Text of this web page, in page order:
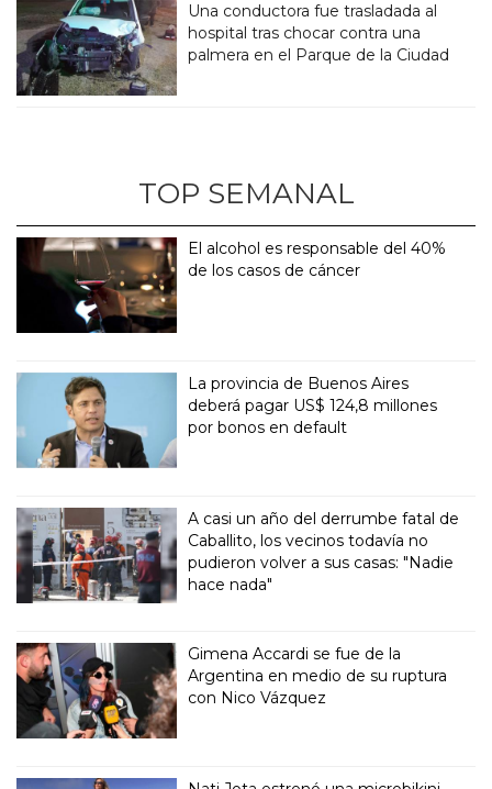
Una conductora fue trasladada al
hospital tras chocar contra una
palmera en el Parque de la Ciudad
TOP SEMANAL
El alcohol es responsable del 40%
de los casos de cáncer
La provincia de Buenos Aires
deberá pagar US$ 124,8 millones
por bonos en default
A casi un año del derrumbe fatal de
Caballito, los vecinos todavía no
pudieron volver a sus casas: "Nadie
hace nada"
Gimena Accardi se fue de la
Argentina en medio de su ruptura
con Nico Vázquez